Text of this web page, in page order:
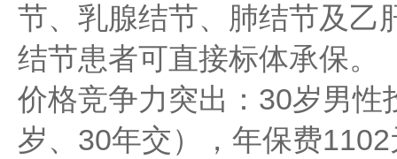
节、乳腺结节、肺结节及乙
结节患者可直接标体承保。
价格竞争力突出：30岁男性
岁、30年交），年保费